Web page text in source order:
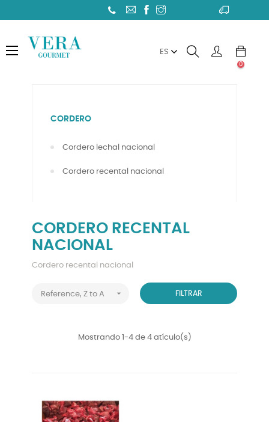
Toggle
☰ ES
0
CORDERO
Cordero lechal nacional
Cordero recental nacional
CORDERO RECENTAL
NACIONAL
Cordero recental nacional
Reference, Z to A  FILTRAR
Mostrando 1-4 de 4 atículo(s)